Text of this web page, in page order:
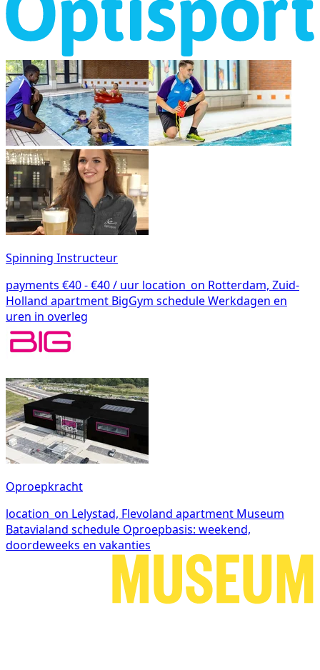
Spinning Instructeur
payments €40 - €40 / uur location_on Rotterdam, Zuid-
Holland apartment BigGym scheduleWerkdagen en
uren in overleg
Oproepkracht
location_on Lelystad, Flevoland apartment Museum
Batavialand schedule Oproepbasis: weekend,
doordeweeks en vakanties